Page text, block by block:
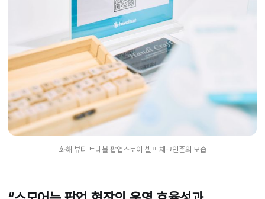
화해 뷰티 트래블 팝업스토어 셀프 체크인존의 모습